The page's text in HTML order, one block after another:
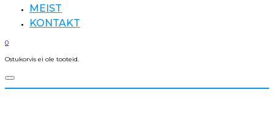
MEIST
KONTAKT
0
Ostukorvis ei ole tooteid.